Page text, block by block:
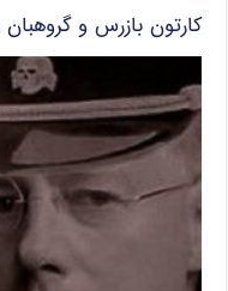
کارتون بازرس و